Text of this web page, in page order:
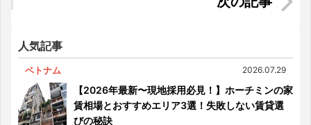
【2025年版】ベトナム旅行初心者ガイド｜事前に
人気記事
ベトナム 2026.07.29
【2026年最新〜現地採用必見！】ホーチミンの家
賃相場とおすすめエリア3選！失敗しない賃貸選
びの秘訣